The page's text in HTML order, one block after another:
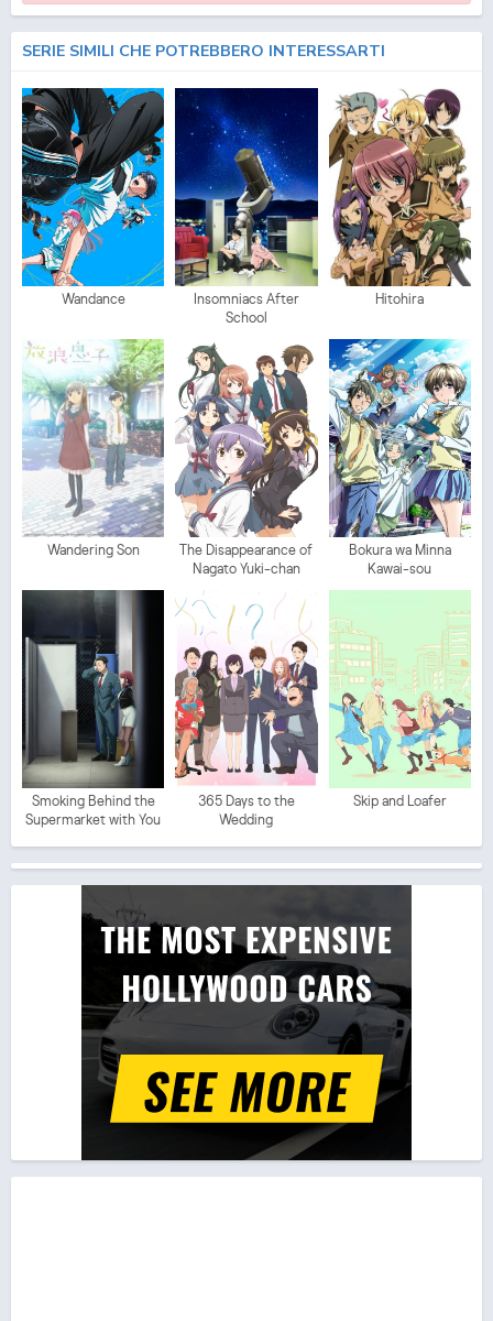
SERIE SIMILI CHE POTREBBERO INTERESSARTI
Wandance
Insomniacs After
School
Hitohira
Wandering Son
The Disappearance of
Nagato Yuki-chan
Bokura wa Minna
Kawai-sou
Smoking Behind the
Supermarket with You
365 Days to the
Wedding
Skip and Loafer